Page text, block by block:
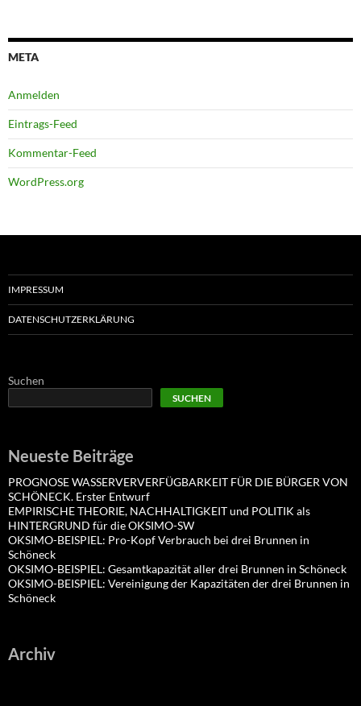
META
Anmelden
Eintrags-Feed
Kommentar-Feed
WordPress.org
IMPRESSUM
DATENSCHUTZERKLÄRUNG
Suchen
SUCHEN
Neueste Beiträge
PROGNOSE WASSERVERVERFÜGBARKEIT FÜR DIE BÜRGER VON
SCHÖNECK. Erster Entwurf
EMPIRISCHE THEORIE, NACHHALTIGKEIT und POLITIK als
HINTERGRUND für die OKSIMO-SW
OKSIMO-BEISPIEL: Pro-Kopf Verbrauch bei drei Brunnen in
Schöneck
OKSIMO-BEISPIEL: Gesamtkapazität aller drei Brunnen in Schöneck
OKSIMO-BEISPIEL: Vereinigung der Kapazitäten der drei Brunnen in
Schöneck
Archiv